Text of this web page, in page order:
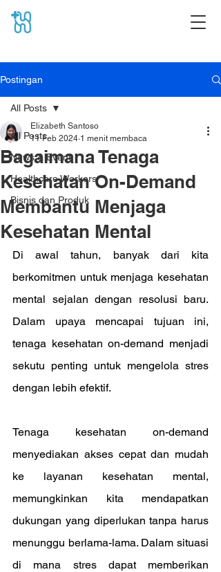
Postingan
All Posts
News & Event
Healthcare Workers
Bisnis dan Produk
All Posts
Bagaimana Tenaga
Kesehatan On-Demand
Membantu Menjaga
Kesehatan Mental
Elizabeth Santoso
11 Feb 2024 1 menit membaca
Di awal tahun, banyak dari kita
berkomitmen untuk menjaga kesehatan
mental sejalan dengan resolusi baru.
Dalam upaya mencapai tujuan ini,
tenaga kesehatan on-demand menjadi
sekutu penting untuk mengelola stres
dengan lebih efektif.
Tenaga kesehatan on-demand
menyediakan akses cepat dan mudah
ke layanan kesehatan mental,
memungkinkan kita mendapatkan
dukungan yang diperlukan tanpa harus
menunggu berlama-lama. Dalam situasi
di mana stres dapat memberikan